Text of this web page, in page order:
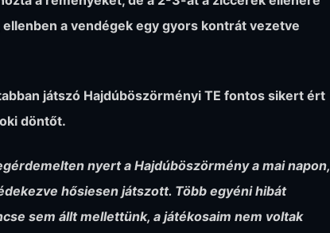
a vendégek egy gyors kontrát vezetve
játszó Hajdúböszörményi TE fontos sikert ért
döntőt.
nyert a Hajdúböszörmény a mai napon,
hősiesen játszott. Több egyéni hibát
sem állt mellettünk, a játékosaim nem voltak